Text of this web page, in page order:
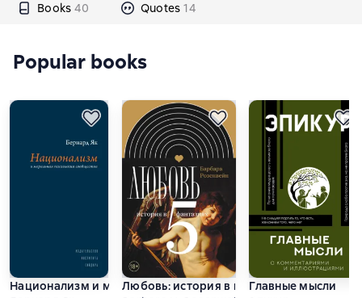
Books 40 Quotes 14
Popular books
Национализм и моральная психология сообщества
Любовь: история в пяти фантазиях
Главные мысли